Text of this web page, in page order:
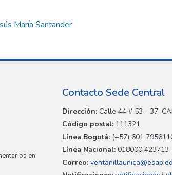
María Santander
en
Contacto Sede Central
Dirección: Calle 44 # 53 - 37,
Código postal: 111321
Línea Bogotá: (+57) 601
Línea Nacional: 018000 423713
Correo: